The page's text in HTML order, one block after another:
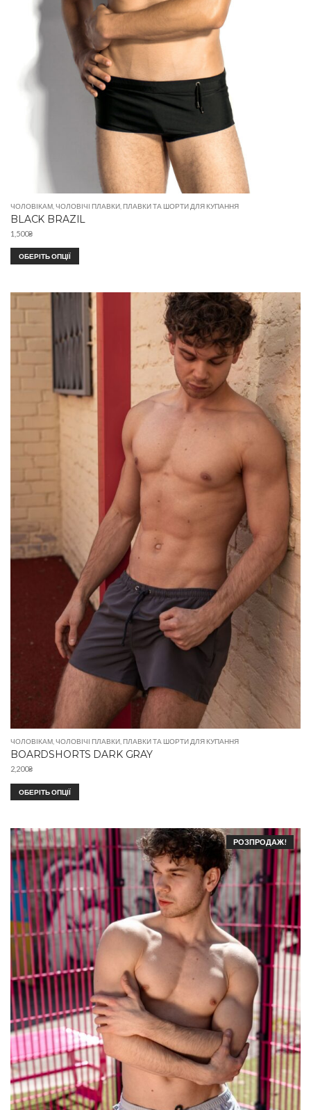
ЧОЛОВІКАМ ЧОЛОВІЧІ ПЛАВКИ ПЛАВКИ ТА ШОРТИ ДЛЯ КУПАННЯ
BLACK BRAZIL
1,500₴
ОБЕРІТЬ ОПЦІЇ
ЧОЛОВІКАМ ЧОЛОВІЧІ ПЛАВКИ ПЛАВКИ ТА ШОРТИ ДЛЯ КУПАННЯ
BOARDSHORTS DARK GRAY
2,200₴
ОБЕРІТЬ ОПЦІЇ
РОЗПРОДАЖ!